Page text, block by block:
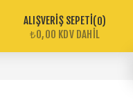
ALIŞVERIŞ SEPETI 0
₺0,00 KDV DAHIL